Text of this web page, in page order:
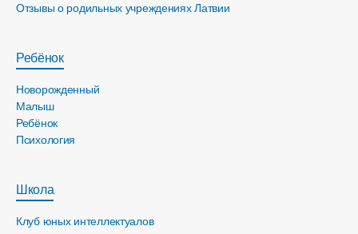
Отзывы о родильных учреждениях Латвии
Ребёнок
Новорожденный
Малыш
Ребёнок
Психология
Школа
Клуб юных интеллектуалов